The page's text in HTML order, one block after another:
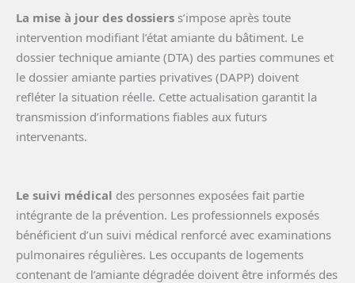
La mise à jour des dossiers s’impose après toute
intervention modifiant l’état amiante du bâtiment. Le
dossier technique amiante (DTA) des parties communes et
le dossier amiante parties privatives (DAPP) doivent
refléter la situation réelle. Cette actualisation garantit la
transmission d’informations fiables aux futurs
intervenants.
Le suivi médical des personnes exposées fait partie
intégrante de la prévention. Les professionnels exposés
bénéficient d’un suivi médical renforcé avec examinations
pulmonaires régulières. Les occupants de logements
contenant de l’amiante dégradée doivent être informés des